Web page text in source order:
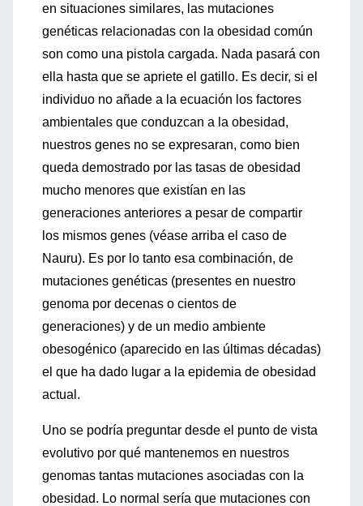
en situaciones similares, las mutaciones
genéticas relacionadas con la obesidad común
son como una pistola cargada. Nada pasará con
ella hasta que se apriete el gatillo. Es decir, si el
individuo no añade a la ecuación los factores
ambientales que conduzcan a la obesidad,
nuestros genes no se expresaran, como bien
queda demostrado por las tasas de obesidad
mucho menores que existían en las
generaciones anteriores a pesar de compartir
los mismos genes (véase arriba el caso de
Nauru). Es por lo tanto esa combinación, de
mutaciones genéticas (presentes en nuestro
genoma por decenas o cientos de
generaciones) y de un medio ambiente
obesogénico (aparecido en las últimas décadas)
el que ha dado lugar a la epidemia de obesidad
actual.
Uno se podría preguntar desde el punto de vista
evolutivo por qué mantenemos en nuestros
genomas tantas mutaciones asociadas con la
obesidad. Lo normal sería que mutaciones con